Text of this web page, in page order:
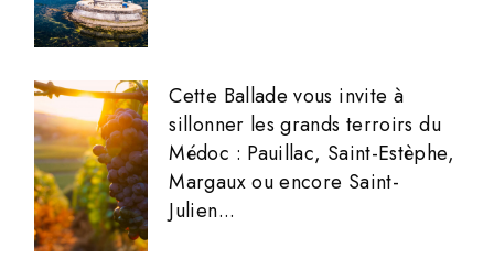
Cette Ballade vous invite à
sillonner les grands terroirs du
Médoc : Pauillac, Saint-Estèphe,
Margaux ou encore Saint-
Julien...